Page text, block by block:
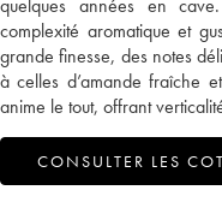
quelques années en
complexité aromatique et
grande finesse, des notes
à celles d’amande fraîche
anime le tout, offrant
CONSULTER LES